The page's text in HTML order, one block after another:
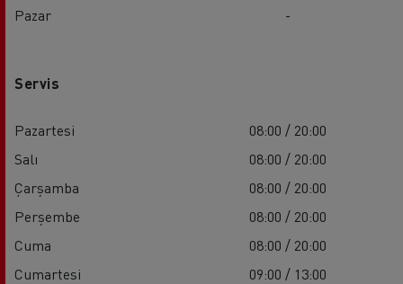
Pazar
-
Servis
Pazartesi
08:00 / 20:00
Salı
08:00 / 20:00
Çarşamba
08:00 / 20:00
Perşembe
08:00 / 20:00
Cuma
08:00 / 20:00
Cumartesi
09:00 / 13:00